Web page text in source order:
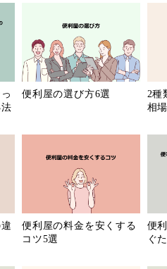
高知県
熊本県
便利屋の選び方6選
2種
相場
便利屋の料金を安くする
コツ5選
便
ぐ